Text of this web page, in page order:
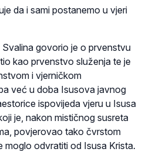
da i sami postanemo u vjeri
govorio je o prvenstvu
kao prvenstvo služenja te je
i vjerničkom
već u doba Isusova javnog
ispovijeda vjeru u Isusa
je, nakon mističnog susreta
povjerovao tako čvrstom
moglo odvratiti od Isusa Krista.